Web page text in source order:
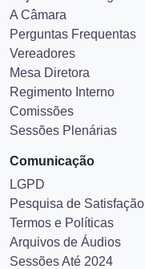
A Câmara
Perguntas Frequentas
Vereadores
Mesa Diretora
Regimento Interno
Comissões
Sessões Plenárias
Comunicação
LGPD
Pesquisa de Satisfação
Termos e Políticas
Arquivos de Áudios
Sessões Até 2024